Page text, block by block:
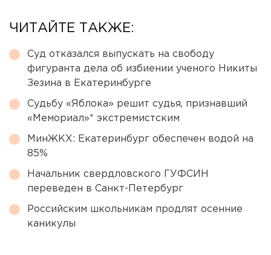
ЧИТАЙТЕ ТАКЖЕ:
Суд отказался выпускать на свободу
фигуранта дела об избиении ученого Никиты
Зезина в Екатеринбурге
Судьбу «Яблока» решит судья, признавший
«Мемориал»* экстремистским
МинЖКХ: Екатеринбург обеспечен водой на
85%
Начальник свердловского ГУФСИН
переведен в Санкт-Петербург
Российским школьникам продлят осенние
каникулы